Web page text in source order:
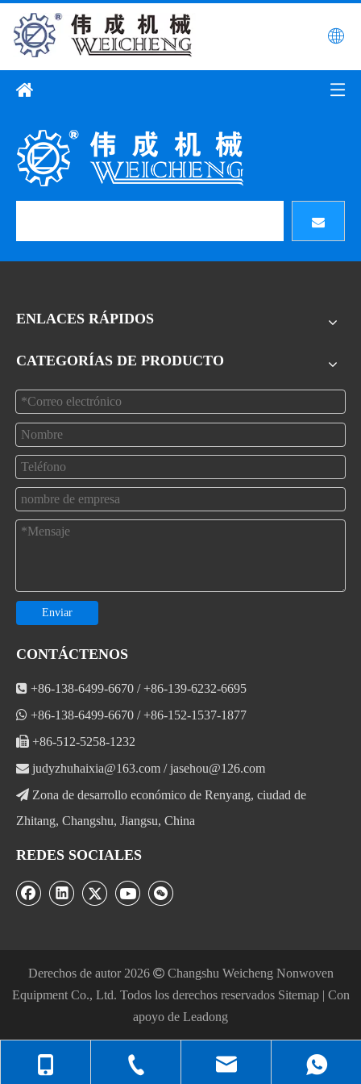
ENLACES RÁPIDOS
CATEGORÍAS DE PRODUCTO
Enviar
CONTÁCTENOS
 +86-138-6499-6670 / +86-139-6232-6695
 +86-138-6499-6670 / +86-152-1537-1877
 +86-512-5258-1232
 judyzhuhaixia@163.com /jasehou@126.com
 Zona de desarrollo económico de Renyang, ciudad de
Zhitang, Changshu, Jiangsu, China
REDES SOCIALES
Derechos de autor 2026 Changshu Weicheng Nonwoven
Equipment Co., Ltd. Todos los derechos reservados Sitemap | Con
apoyo de Leadong